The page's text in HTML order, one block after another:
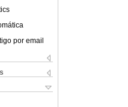
por email